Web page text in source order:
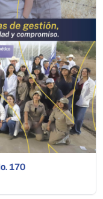
170